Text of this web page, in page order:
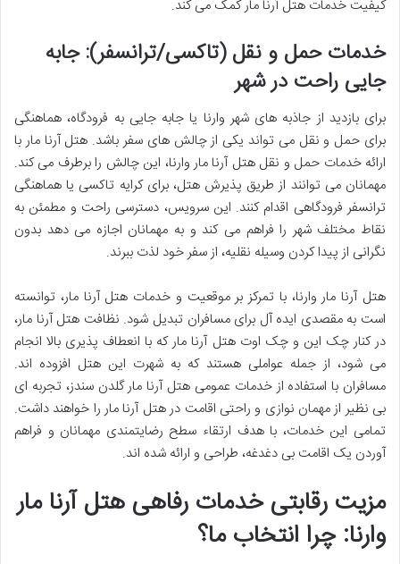
کیفیت خدمات هتل آرنا مار کمک می کند.
خدمات حمل و نقل (تاکسی/ترانسفر): جابه
جایی راحت در شهر
برای بازدید از جاذبه های شهر وارنا یا جابه جایی به فرودگاه، هماهنگی
برای حمل و نقل می تواند یکی از چالش های سفر باشد. هتل آرنا مار با
ارائهخدمات حمل و نقل هتل آرنا مار وارنا، این چالش را برطرف می کند.
مهمانان می توانند از طریق پذیرش هتل، برای کرایه تاکسی یا هماهنگی
ترانسفر فرودگاهی اقدام کنند. این سرویس، دسترسی راحت و مطمئن به
نقاط مختلف شهر را فراهم می کند و به مهمانان اجازه می دهد بدون
نگرانی از پیدا کردن وسیله نقلیه، از سفر خود لذت ببرند.
هتل آرنا مار وارنا، با تمرکز برموقعیت و خدمات هتل آرنا مار، توانسته
است به مقصدی ایده آل برای مسافران تبدیل شود. نظافت هتل آرنا مار،
در کنارچک این و چک اوت هتل آرنا مار که با انعطاف پذیری بالا انجام
می شود، از جمله عواملی هستند که به شهرت این هتل افزوده اند.
مسافران با استفاده ازخدمات عمومی هتل آرنا مار گلدن سندز، تجربه ای
بی نظیر از مهمان نوازی و راحتی اقامت در هتل آرنا مار را خواهند داشت.
تمامی این خدمات، با هدف ارتقاء سطح رضایتمندی مهمانان و فراهم
آوردن یک اقامت بی دغدغه، طراحی و ارائه شده اند.
مزیت رقابتی خدمات رفاهی هتل آرنا مار
وارنا: چرا انتخاب ما؟